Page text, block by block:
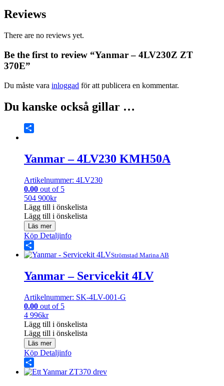
Reviews
There are no reviews yet.
Be the first to review “Yanmar – 4LV230Z ZT
370E”
Du måste vara inloggad för att publicera en kommentar.
Du kanske också gillar …
Yanmar – 4LV230 KMH50A
Artikelnummer: 4LV230
0.00 out of 5
504 900kr
Lägg till i önskelista
Lägg till i önskelista
Läs mer
Köp Detaljinfo
Share Strömstad Marina AB
Yanmar – Servicekit 4LV
Artikelnummer: SK-4LV-001-G
0.00 out of 5
4 996kr
Lägg till i önskelista
Lägg till i önskelista
Läs mer
Köp Detaljinfo
Share